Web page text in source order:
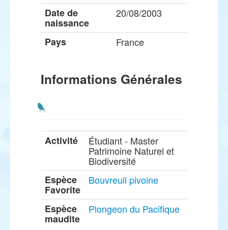
Date de
naissance
20/08/2003
Pays France
Informations Générales
Activité Étudiant - Master
Patrimoine Naturel et
Biodiversité
Espèce
Favorite
Bouvreuil pivoine
Espèce
maudite
Plongeon du Pacifique